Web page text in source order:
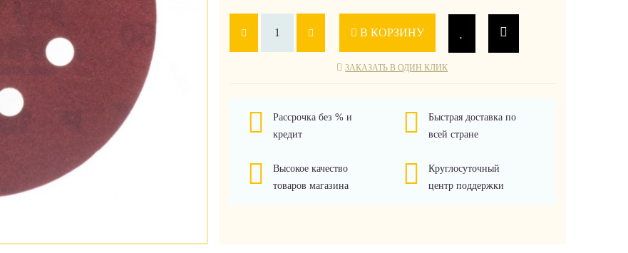
В КОРЗИНУ
ЗАКАЗАТЬ В ОДИН КЛИК
Рассрочка без % и
кредит
Быстрая доставка по
всей стране
Высокое качество
товаров магазина
Круглосуточный
центр поддержки